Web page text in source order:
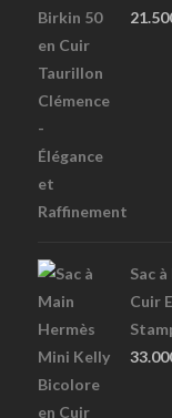
Sac
Cuir